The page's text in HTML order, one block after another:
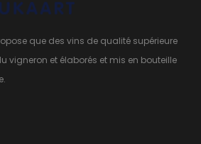
que des vins de qualité supérieure
vigneron et élaborés et mis en bouteille